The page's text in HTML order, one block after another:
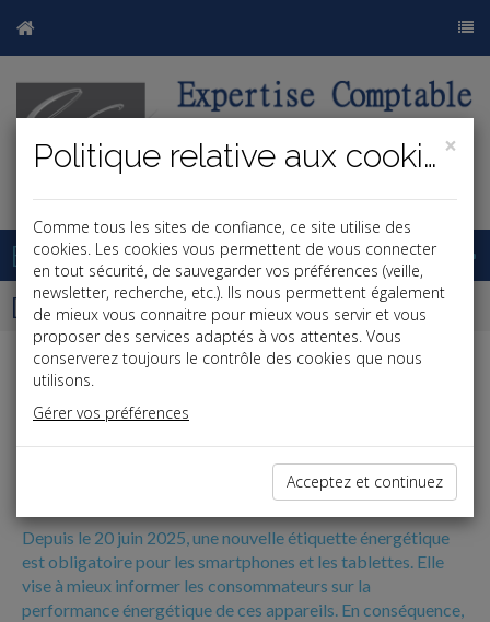
Base documentaire
Dépêches
j a b
Date: 2025-10-01
UNE NOUVELLE ÉTIQUETTE ÉNERGÉTIQUE POUR
LES SMARTPHONES ET TABLETTES
Depuis le 20 juin 2025, une nouvelle étiquette énergétique
est obligatoire pour les smartphones et les tablettes. Elle
vise à mieux informer les consommateurs sur la
performance énergétique de ces appareils. En conséquence,
×
Politique relative aux cookies
Comme tous les sites de confiance, ce site utilise des
cookies. Les cookies vous permettent de vous connecter
en tout sécurité, de sauvegarder vos préférences (veille,
newsletter, recherche, etc.). Ils nous permettent également
de mieux vous connaitre pour mieux vous servir et vous
proposer des services adaptés à vos attentes. Vous
conserverez toujours le contrôle des cookies que nous
utilisons.
Gérer vos préférences
Acceptez et continuez